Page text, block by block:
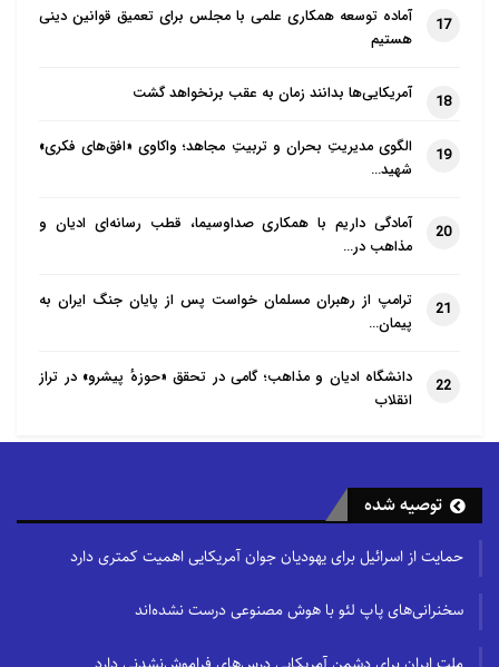
حاکمیتش بر مردم این کشور هنوز از خاطره
ها نرفته است، جلوگیری نمایند.
ما زنان ایرانی از سیاستگذاران و دولتمردان
جمهوری اسلامی انتظار داریم تا با بهره
گیری از تمامی ظرفیت های موثر در
جانبه ،در مسیر حفظ و تقویت دولت ملی
در دو دهه اخیر به پا شده و جلوگیری از
حاکمیت و تسلط طالبان به طور جدی اقدام
نماید .
طالبان و تطهیر این جرثومه خشونت های
متعصبانه و اقدامات غیر انسانی اتخاذ شده
که یک نمونه آن کشتار دیپلمات های
متعصبانه مردم محلی و اجرای حدود
خودخوانده بر سر زنان و دختران مسلمان
17
آماده توسعه همکاری علمی با مجلس برای تعمیق قوانین دینی
هستیم
18 آمریکایی‌ها بدانند زمان به عقب برنخواهد گشت
19
الگوی مدیریتِ بحران و تربیتِ مجاهد؛ واکاوی «افق‌های فکری»
شهید…
20
آمادگی داریم با همکاری صداوسیما، قطب رسانه‌ای ادیان و
مذاهب در…
21
ترامپ از رهبران مسلمان خواست پس از پایان جنگ ایران به
پیمان…
22
دانشگاه ادیان و مذاهب؛ گامی در تحقق «حوزهٔ پیشرو» در تراز
انقلاب
توصیه شده
حمایت از اسرائیل برای یهودیان جوان آمریکایی اهمیت کمتری دارد
سخنرانی‌های پاپ لئو با هوش مصنوعی درست نشده‌اند